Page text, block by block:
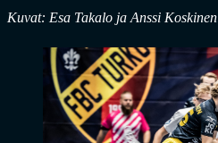
Kuvat: Esa Takalo ja Anssi Koskinen